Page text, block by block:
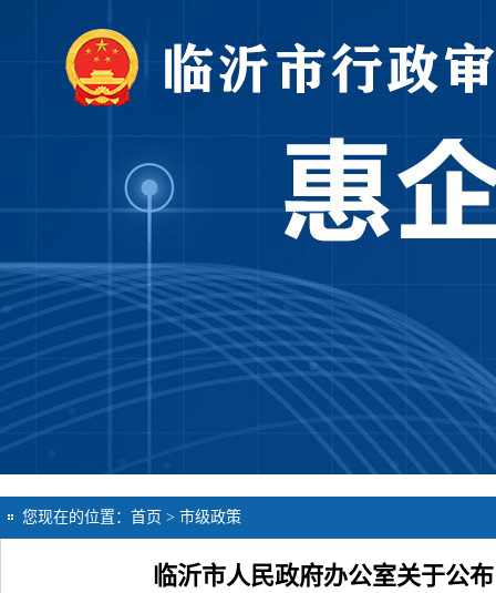
您现在的位置： 首页 > 市级政策
临沂市人民政府办公室关于公